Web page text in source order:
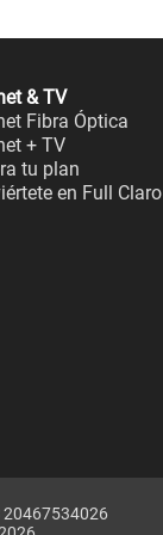
& TV
Fibra Óptica
+ TV
tu plan
en Full Claro
20467534026